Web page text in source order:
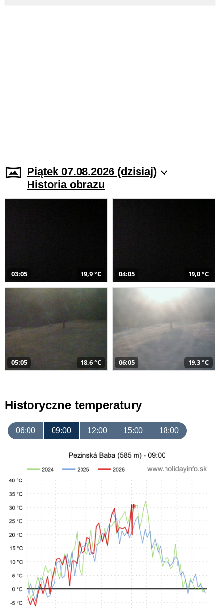
Piątek 07.08.2026 (dzisiaj)
Historia obrazu
03:05 19,9 °C 04:05 19,0 °C
05:05 18,6 °C 06:05 19,3 °C
Historyczne temperatury
06:00 09:00 12:00 15:00 18:00